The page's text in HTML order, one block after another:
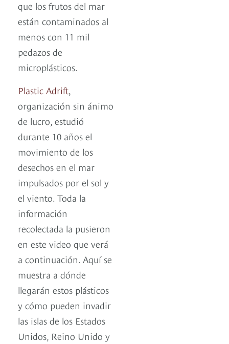
que los frutos del mar
están contaminados al
menos con 11 mil
pedazos de
microplásticos.
Plastic Adrift,
organización sin ánimo
de lucro, estudió
durante 10 años el
movimiento de los
desechos en el mar
impulsados por el sol y
el viento. Toda la
información
recolectada la pusieron
en este video que verá
a continuación. Aquí se
muestra a dónde
llegarán estos plásticos
y cómo pueden invadir
las islas de los Estados
Unidos, Reino Unido y